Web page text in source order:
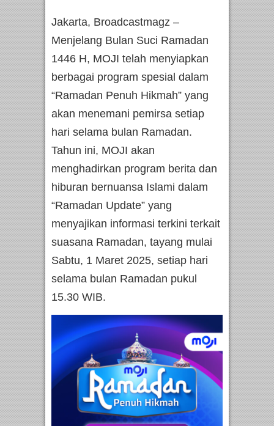
Jakarta, Broadcastmagz –
Menjelang Bulan Suci Ramadan
1446 H, MOJI telah menyiapkan
berbagai program spesial dalam
“Ramadan Penuh Hikmah” yang
akan menemani pemirsa setiap
hari selama bulan Ramadan.
Tahun ini, MOJI akan
menghadirkan program berita dan
hiburan bernuansa Islami dalam
“Ramadan Update” yang
menyajikan informasi terkini terkait
suasana Ramadan, tayang mulai
Sabtu, 1 Maret 2025, setiap hari
selama bulan Ramadan pukul
15.30 WIB.